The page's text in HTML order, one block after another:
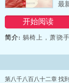
开始阅读
最
简介: 躺椅上，萧骁
上方枝桠纵横，挡住
白梅剔透，冷香清冽
第八千八百八十二章 找